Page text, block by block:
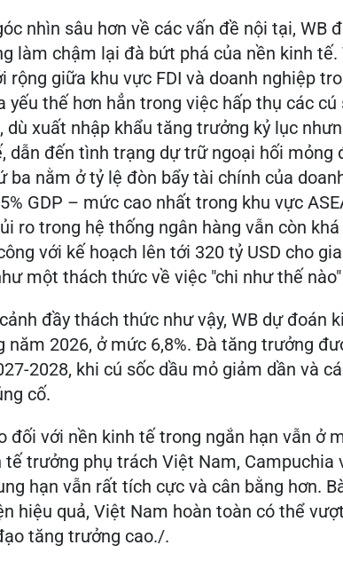
nhìn sâu hơn về các vấn đề nội tại, WB
làm chậm lại đà bứt phá của nền kinh
rộng giữa khu vực FDI và doanh nghiệp
yếu thế hơn hẳn trong việc hấp thụ các
dù xuất nhập khẩu tăng trưởng kỷ lục
dẫn đến tình trạng dự trữ ngoại hối mỏng
ba nằm ở tỷ lệ đòn bẩy tài chính của
GDP – mức cao nhất trong khu vực
ro trong hệ thống ngân hàng vẫn còn
với kế hoạch lên tới 320 tỷ USD cho
một thách thức về việc "chi như thế
đầy thách thức như vậy, WB dự đoán
năm 2026, ở mức 6,8%. Đà tăng trưởng
2028, khi cú sốc dầu mỏ giảm dần và
cố.
đối với nền kinh tế trong ngắn hạn vẫn ở
tế trưởng phụ trách Việt Nam, Campuchia
hạn vẫn rất tích cực và cân bằng hơn.
hiệu quả, Việt Nam hoàn toàn có thể
tăng trưởng cao./.